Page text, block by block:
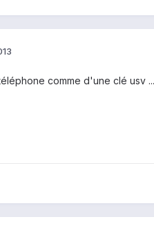
comme d'une clé usv